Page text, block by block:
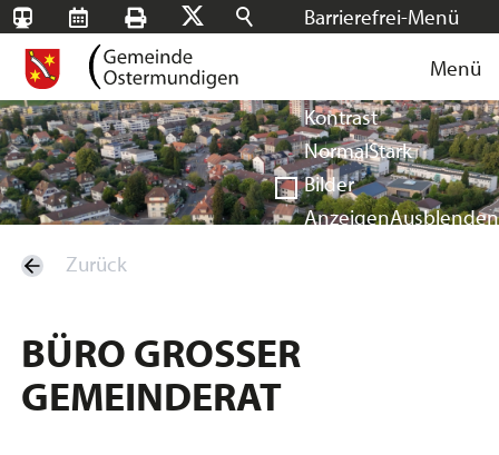
Barrierefrei-Menü
Sehr groß
Kontrast
NormalStark
Bilder
AnzeigenAusblenden
Suchen
SBB-
Tageskarten
RMS Drucken
Facebook
Instagram
Login Menü
Zurück
BÜRO GROSSER
GEMEINDERAT